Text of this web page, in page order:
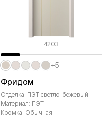
4203
Фридом
Отделка: ПЭТ светло-бежевый
Материал: ПЭТ
Кромка: Обычная
+5